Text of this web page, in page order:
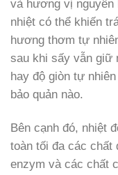
và hương vị nguyên
nhiệt có thể khiến
hương thơm tự
sau khi sấy vẫn giữ
hay độ giòn tự
bảo quản nào.
Bên cạnh đó, nhiệt
toàn tối đa các chất
enzym và các chất